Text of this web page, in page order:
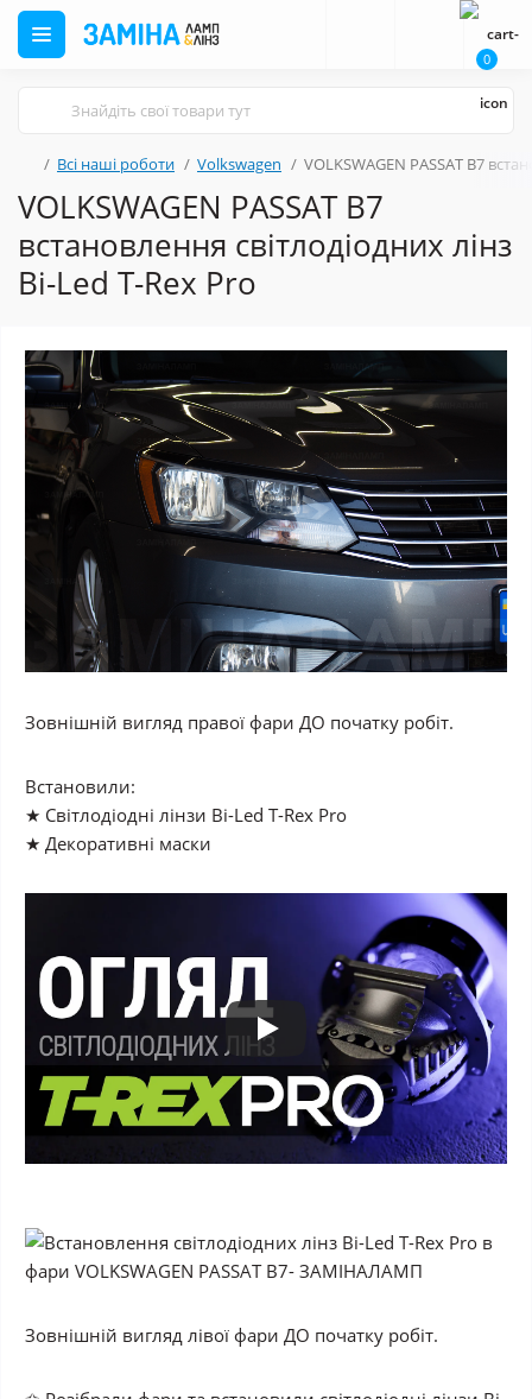
0
Всі наші роботи Volkswagen VOLKSWAGEN PASSAT B7
VOLKSWAGEN PASSAT B7
встановлення світлодіодних лінз
Bi-Led T-Rex Pro
Зовнішній вигляд правої фари ДО початку робіт.
Встановили:
★ Світлодіодні лінзи Bi-Led T-Rex Pro
★ Декоративні маски
Зовнішній вигляд лівої фари ДО початку робіт.